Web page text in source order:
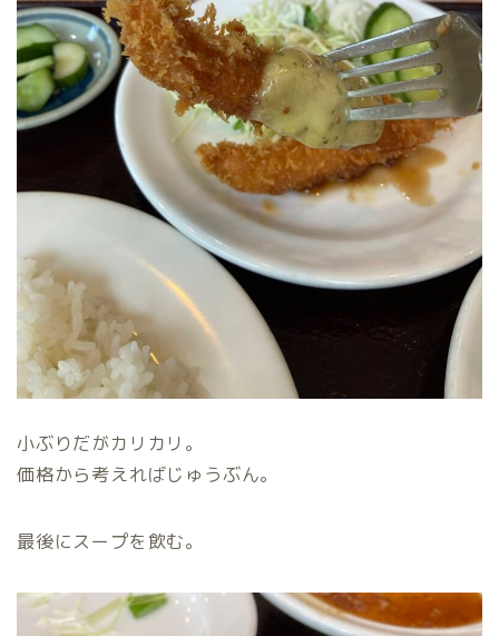
小ぶりだがカリカリ。
価格から考えればじゅうぶん。
最後にスープを飲む。